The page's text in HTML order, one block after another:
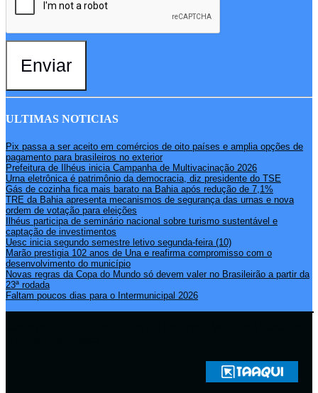
Enviar
ULTIMAS NOTICIAS
Pix passa a ser aceito em comércios de oito países e amplia opções de
pagamento para brasileiros no exterior
Prefeitura de Ilhéus inicia Campanha de Multivacinação 2026
Urna eletrônica é patrimônio da democracia, diz presidente do TSE
Gás de cozinha fica mais barato na Bahia após redução de 7,1%
TRE da Bahia apresenta mecanismos de segurança das urnas e nova
ordem de votação para eleições
Ilhéus participa de seminário nacional sobre turismo sustentável e
captação de investimentos
Uesc inicia segundo semestre letivo segunda-feira (10)
Marão prestigia 102 anos de Una e reafirma compromisso com o
desenvolvimento do município
Novas regras da Copa do Mundo só devem valer no Brasileirão a partir da
23ª rodada
Faltam poucos dias para o Intermunicipal 2026